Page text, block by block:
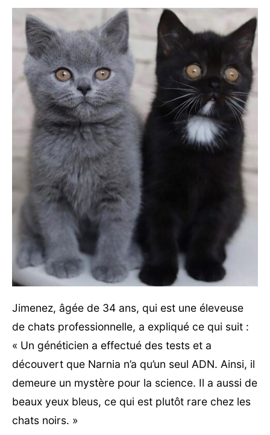
Jimenez, âgée de 34 ans, qui est une éleveuse
de chats professionnelle, a expliqué ce qui suit :
« Un généticien a effectué des tests et a
découvert que Narnia n’a qu’un seul ADN. Ainsi, il
demeure un mystère pour la science. Il a aussi de
beaux yeux bleus, ce qui est plutôt rare chez les
chats noirs. »